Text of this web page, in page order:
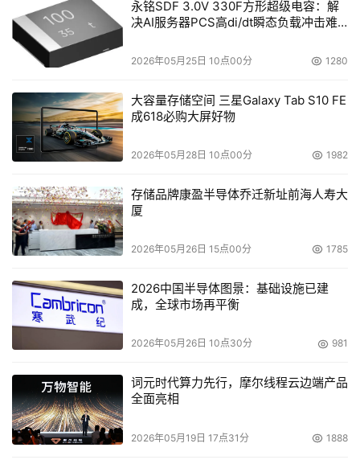
永铭SDF 3.0V 330F方形超级电容：解
决AI服务器PCS高di/dt瞬态负载冲击难
2026年05月25日 10点00分 1280
大容量存储空间 三星Galaxy Tab S10 FE
成618必购大屏好物
2026年05月28日 10点00分 1982
存储品牌康盈半导体乔迁新址前海人寿大
厦
2026年05月26日 15点00分 1785
2026中国半导体图景：基础设施已建
成，全球市场再平衡
2026年05月26日 10点30分 981
词元时代算力先行，摩尔线程云边端产品
全面亮相
2026年05月19日 17点31分 1888